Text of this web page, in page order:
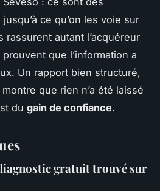
ce qu’on les voie sur
rassurent autant l’acquéreur
que l’information a
Un rapport bien structuré,
que rien n’a été laissé
du gain de confiance.
gratuit trouvé sur